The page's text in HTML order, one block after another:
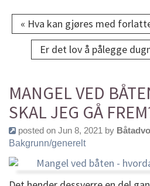
« Hva kan gjøres med
Er det lov å pålegge
MANGEL VED
SKAL JEG GÅ
posted on Jun 8, 2021 by
Bakgrunn/generelt